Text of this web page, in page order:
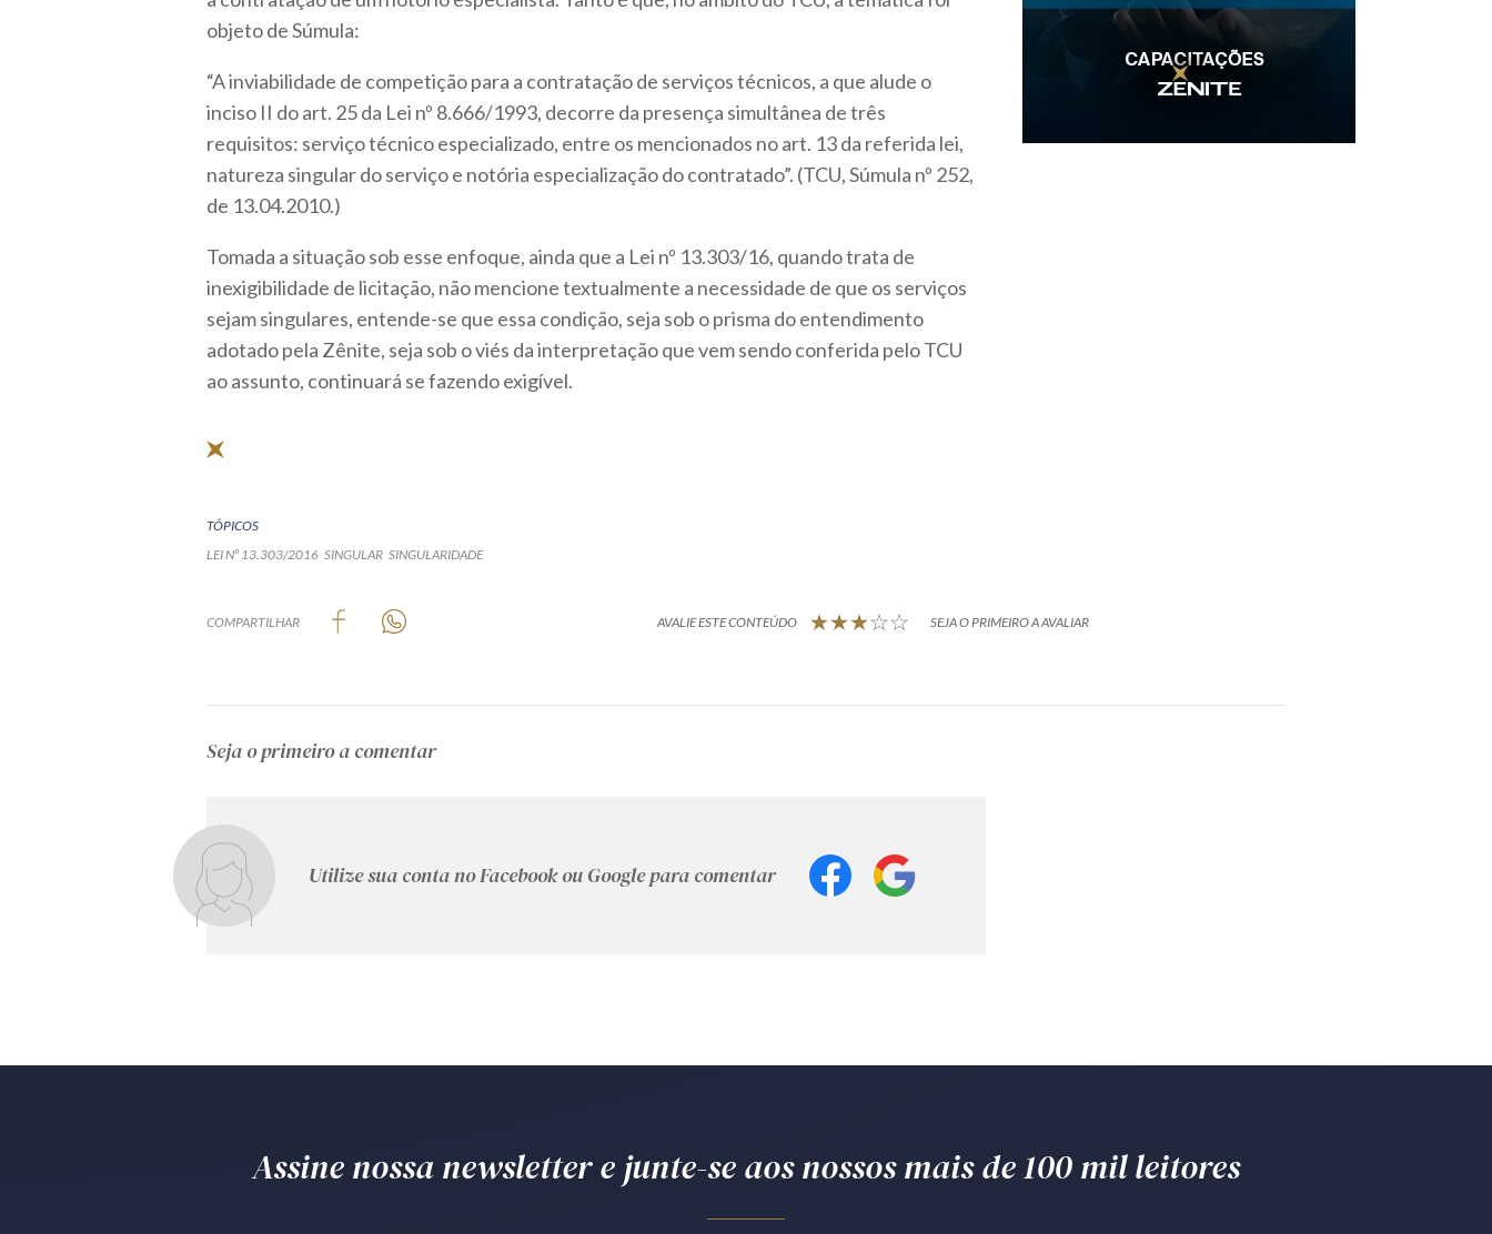
objeto de Súmula:
“A inviabilidade de competição para a contratação de serviços técnicos, a que alude o
inciso II do art. 25 da Lei nº 8.666/1993, decorre da presença simultânea de três
requisitos: serviço técnico especializado, entre os mencionados no art. 13 da referida lei,
natureza singular do serviço e notória especialização do contratado”. (TCU, Súmula nº 252,
de 13.04.2010.)
Tomada a situação sob esse enfoque, ainda que a Lei nº 13.303/16, quando trata de
inexigibilidade de licitação, não mencione textualmente a necessidade de que os serviços
sejam singulares, entende-se que essa condição, seja sob o prisma do entendimento
adotado pela Zênite, seja sob o viés da interpretação que vem sendo conferida pelo TCU
ao assunto, continuará se fazendo exigível.
TÓPICOS
LEI Nº 13.303/2016 SINGULAR SINGULARIDADE
COMPARTILHAR AVALIE ESTE CONTEÚDO SEJA O PRIMEIRO A AVALIAR
Seja o primeiro a comentar
Utilize sua conta no Facebook ou Google para comentar
Assine nossa newsletter e junte-se aos nossos mais de 100 mil leitores